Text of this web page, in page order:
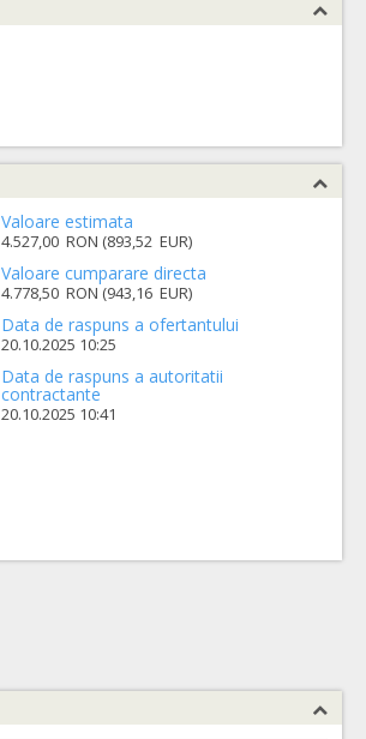
Valoare estimata
4.527,00 RON (893,52 EUR)
Valoare cumparare directa
4.778,50 RON (943,16 EUR)
Data de raspuns a ofertantului
20.10.2025 10:25
Data de raspuns a autoritatii
contractante
20.10.2025 10:41